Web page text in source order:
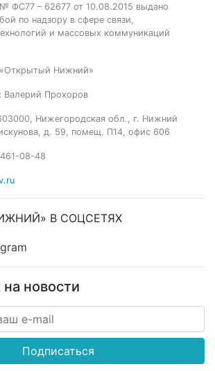
ФС77 – 62677 от 10.08.2015 выдано
по надзору в сфере связи,
и массовых коммуникаций
Нижний»
Валерий Прохоров
Нижегородская обл., г. Нижний
д. 59, помещ. П14, офис 606
08-48
В СОЦСЕТЯХ
новости
Подписаться